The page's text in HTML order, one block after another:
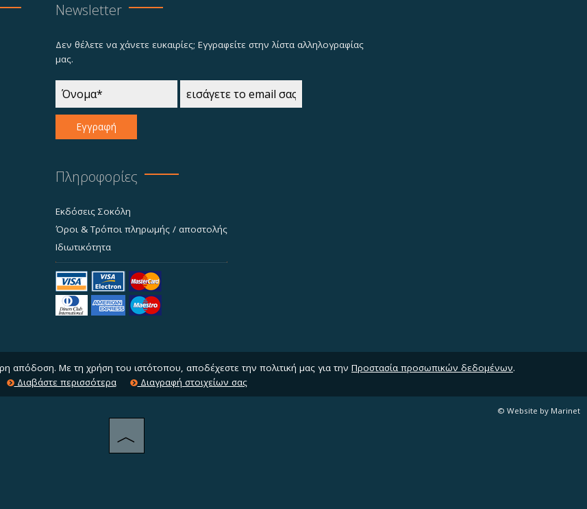
Newsletter
Δεν θέλετε να χάνετε ευκαιρίες; Εγγραφείτε στην λίστα αλληλογραφίας
μας.
Εγγραφή
Πληροφορίες
Εκδόσεις Σοκόλη
Όροι & Τρόποι πληρωμής / αποστολής
Ιδιωτικότητα
απόδοση. Με τη χρήση του ιστότοπου, αποδέχεστε την πολιτική μας για την Προστασία προσωπικών δεδομένων.
Διαβάστε περισσότερα
Διαγραφή στοιχείων σας
© Website by Marinet
︿